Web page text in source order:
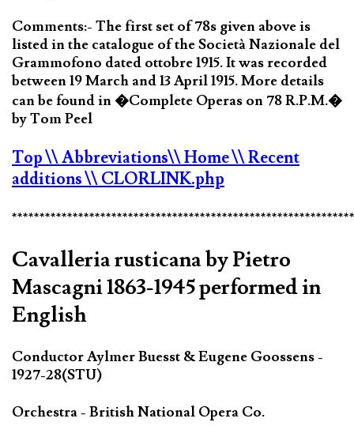
Comments:- The first set of 78s given above is
listed in the catalogue of the Società Nazionale del
Grammofono dated ottobre 1915. It was recorded
between 19 March and 13 April 1915. More details
can be found in �Complete Operas on 78 R.P.M.�
by Tom Peel
Top\\ Abbreviations\\ Home\\ Recent
additions\\ CLORLINK.php
Cavalleria rusticana by Pietro
Mascagni 1863-1945 performed in
English
Conductor Aylmer Buesst & Eugene Goossens -
1927-28(STU)
Orchestra - British National Opera Co.